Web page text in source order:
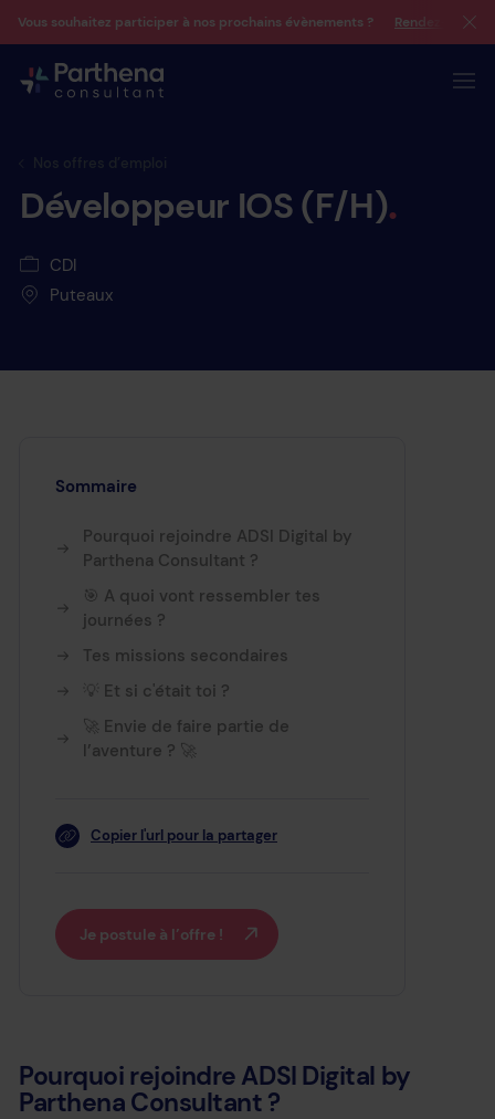
Vous souhaitez participer à nos prochains évènements ? Rendez-vous
Développeur IOS (F/H)
CDI
Puteaux
Sommaire
Pourquoi rejoindre ADSI Digital by
Parthena Consultant ?
🎯 A quoi vont ressembler tes
journées ?
Tes missions secondaires
💡 Et si c'était toi ?
🚀 Envie de faire partie de
l’aventure ? 🚀
Copier l'url pour la partager
Je postule à l’offre !
Pourquoi rejoindre ADSI Digital by
Parthena Consultant ?